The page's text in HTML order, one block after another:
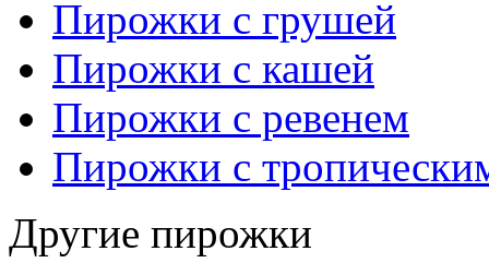
Пирожки с грушей
Пирожки с кашей
Пирожки с ревенем
Пирожки с
Другие пирожки